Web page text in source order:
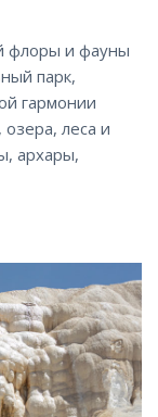
флоры и фауны
парк,
гармонии
леса и
архары,